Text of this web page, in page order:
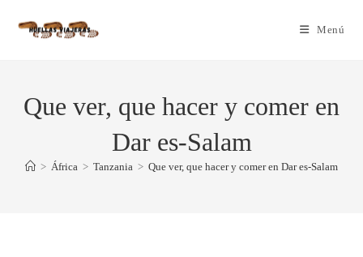
Menú
Que ver, que hacer y comer en
Dar es-Salam
> África > Tanzania > Que ver, que hacer y comer en Dar es-Salam